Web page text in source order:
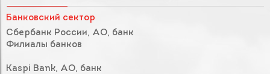
Банковский сектор
Сбербанк России, АО, банк
Филиалы банков
Kaspi Bank, АО, банк